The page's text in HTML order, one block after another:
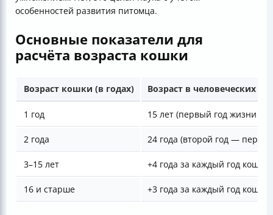
особенностей развития питомца.
Основные показатели для
расчёта возраста кошки
Возраст кошки (в годах) Возраст в человеческих
1 год 15 лет (первый год жизни
2 года 24 года (второй год —
3–15 лет +4 года за каждый год кошки
16 и старше +3 года за каждый год кошки